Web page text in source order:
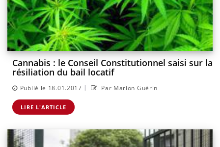
Cannabis : le Conseil Constitutionnel saisi sur la
résiliation du bail locatif
Publié le 18.01.2017 | Par Marion Guérin
LIRE L'ARTICLE